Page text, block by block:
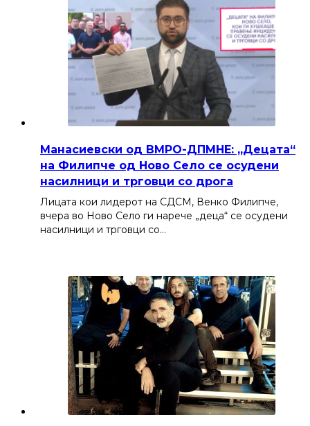
Манасиевски од ВМРО-ДПМНЕ: „Децата“
на Филипче од Ново Село се осудени
насилници и трговци со дрога
Лицата кои лидерот на СДСМ, Венко Филипче,
вчера во Ново Село ги нарече „деца“ се осудени
насилници и трговци со…